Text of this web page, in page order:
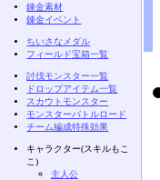
錬金素材
錬金イベント
ちいさなメダル
フィールド宝箱一覧
討伐モンスター一覧
ドロップアイテム一覧
スカウトモンスター
モンスターバトルロード
チーム編成特殊効果
キャラクター(スキルもこ
こ)
主人公